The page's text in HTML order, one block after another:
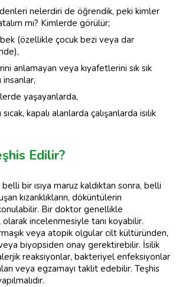
nelerdiri de öğrendik, peki kimler
mı? Kimlerde görülür;
(özellikle çocuk bezi veya dar
anlamayan veya kıyafetlerini sık sık
yaşayanlarda,
kapalı alanlarda çalışanlarda isılik
Edilir?
belli bir ısıya maruz kaldıktan sonra, belli
kızarıklıkların, döküntülerin
Bir doktor genellikle
incelenmesiyle tanı koyabilir.
veya atopik olgular cilt kültüründen,
biyopsiden onay gerektirebilir. İsilik
reaksiyonlar, bakteriyel enfeksiyonlar
veya egzamayı taklit edebilir. Teşhis